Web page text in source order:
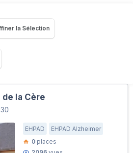
la Sélection
de la Cère
EHPAD
EHPAD Alzheimer
0 places